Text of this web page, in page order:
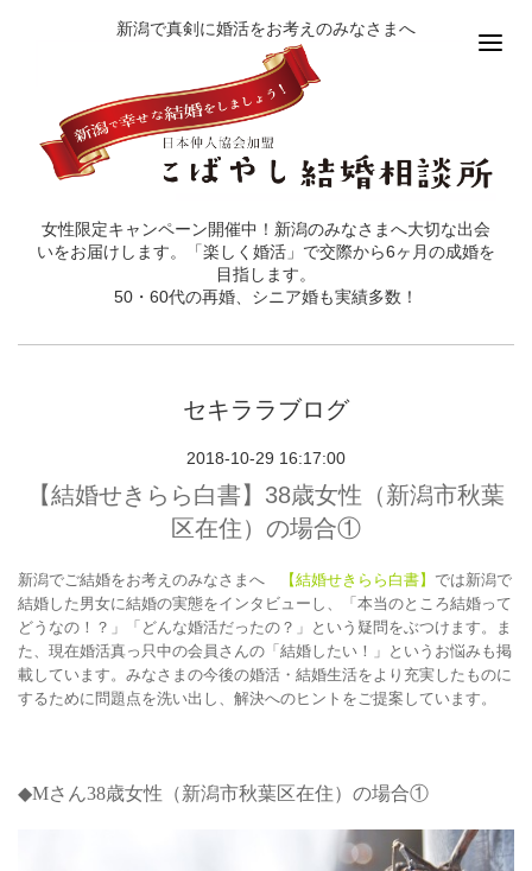
新潟で真剣に婚活をお考えのみなさまへ
女性限定キャンペーン開催中！新潟のみなさまへ大切な出会
いをお届けします。「楽しく婚活」で交際から6ヶ月の成婚を
目指します。
50・60代の再婚、シニア婚も実績多数！
セキララブログ
2018-10-29 16:17:00
【結婚せきらら白書】38歳女性（新潟市秋葉
区在住）の場合①
新潟でご結婚をお考えのみなさまへ 【結婚せきらら白書】 では新潟で
結婚した男女に結婚の実態をインタビューし、「本当のところ結婚って
どうなの！？」「どんな婚活だったの？」という疑問をぶつけます。ま
た、現在婚活真っ只中の会員さんの「結婚したい！」というお悩みも掲
載しています。みなさまの今後の婚活・結婚生活をより充実したものに
するために問題点を洗い出し、解決へのヒントをご提案しています。
◆Mさん38歳女性（新潟市秋葉区在住）の場合①